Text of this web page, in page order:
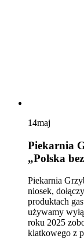
14maj
Piekarnia
„Polska
Piekarnia
niosek,
produktach
używamy
roku 2025
klatkowego z